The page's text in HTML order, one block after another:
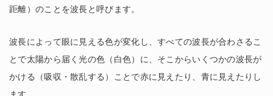
距離）のことを波長と呼びます。
波長によって眼に見える色が変化し、すべての波長が合わさるこ
とで太陽から届く光の色（白色）に、そこからいくつかの波長が
かける（吸収・散乱する）ことで赤に見えたり、青に見えたりし